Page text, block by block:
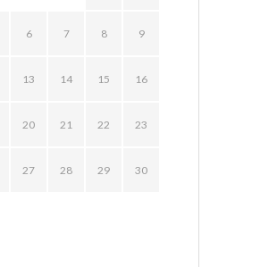
6 7 8 9
13 14 15 16
20 21 22 23
27 28 29 30